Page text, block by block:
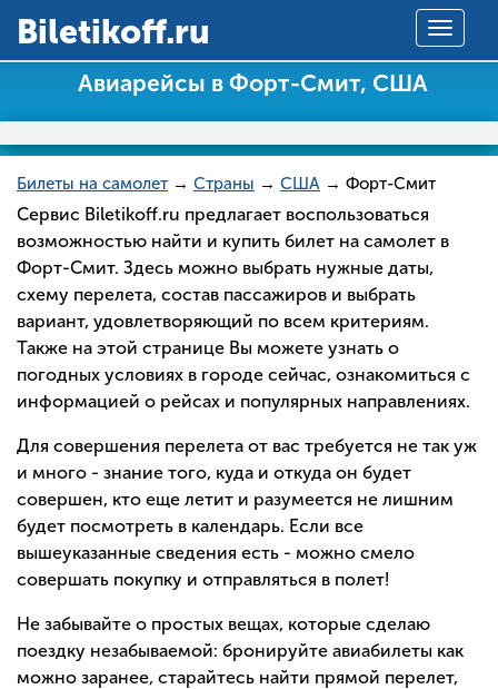
Toggle
Вiletikoff.ru
Авиарейсы в Форт-Смит, США
Билеты на самолет → Страны → США → Форт-Смит
Сервис Biletikoff.ru предлагает воспользоваться
возможностью найти и купить билет на самолет в
Форт-Смит. Здесь можно выбрать нужные даты,
схему перелета, состав пассажиров и выбрать
вариант, удовлетворяющий по всем критериям.
Также на этой странице Вы можете узнать о
погодных условиях в городе сейчас, ознакомиться с
информацией о рейсах и популярных направлениях.
Для совершения перелета от вас требуется не так уж
и много - знание того, куда и откуда он будет
совершен, кто еще летит и разумеется не лишним
будет посмотреть в календарь. Если все
вышеуказанные сведения есть - можно смело
совершать покупку и отправляться в полет!
Не забывайте о простых вещах, которые сделаю
поездку незабываемой: бронируйте авиабилеты как
можно заранее, старайтесь найти прямой перелет,